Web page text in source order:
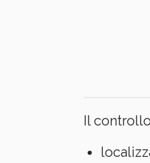
Il